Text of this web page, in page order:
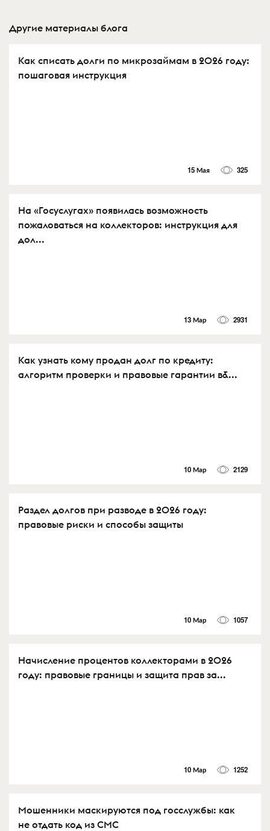
Другие материалы блога
Как списать долги по микрозаймам в 2026 году:
пошаговая инструкция
15 Мая 325
На «Госуслугах» появилась возможность
пожаловаться на коллекторов: инструкция для
дол...
13 Мар 2931
Как узнать кому продан долг по кредиту:
алгоритм проверки и правовые гарантии в&...
10 Мар 2129
Раздел долгов при разводе в 2026 году:
правовые риски и способы защиты
10 Мар 1057
Начисление процентов коллекторами в 2026
году: правовые границы и защита прав за...
10 Мар 1252
Мошенники маскируются под госслужбы: как
не отдать код из СМС